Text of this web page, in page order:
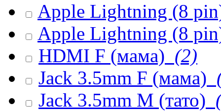
Apple Lightning (8
Apple Lightning (8
HDMI F (мама) (2)
Jack 3.5mm F (мама)
Jack 3.5mm M (тато)